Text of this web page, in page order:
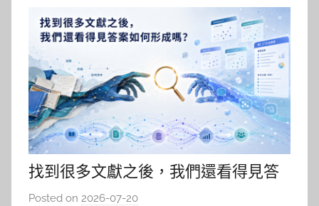
找到很多文獻之後，我們還看得見答
案如何形成嗎？
Posted on 2026-07-20